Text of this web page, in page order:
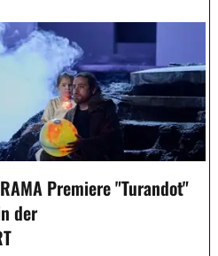
Premiere "Turandot"
der